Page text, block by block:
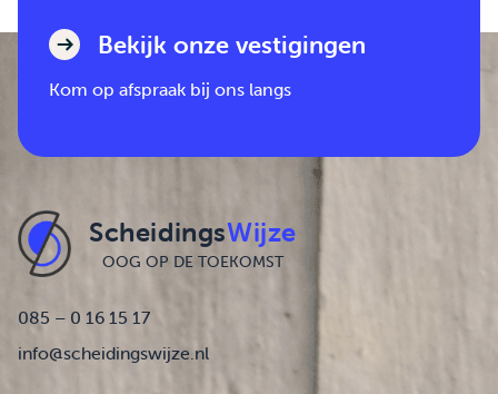
Bekijk onze vestigingen
Kom op afspraak bij ons langs
ScheidingsWijze
OOG OP DE TOEKOMST
085 – 0 16 15 17
info@scheidingswijze.nl